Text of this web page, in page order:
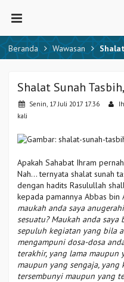
Beranda Wawasan
Shalat Sunah
Senin, 17 Juli 2017 17.36
kali
Apakah Sahabat Ihram
Nah… ternyata shalat sunah
dengan hadits Rasulullah
kepada pamannya Abbas bin
maukah anda saya
sesuatu? Maukah anda
sepuluh kegiatan yang bila
mengampuni dosa-dosa
terakhir, yang lama maupun
maupun yang sengaja, yang
tersembunyi maupun yang